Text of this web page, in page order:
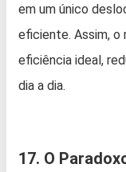
em um único
eficiente. Assim, o
eficiência ideal,
dia a dia.
17. O